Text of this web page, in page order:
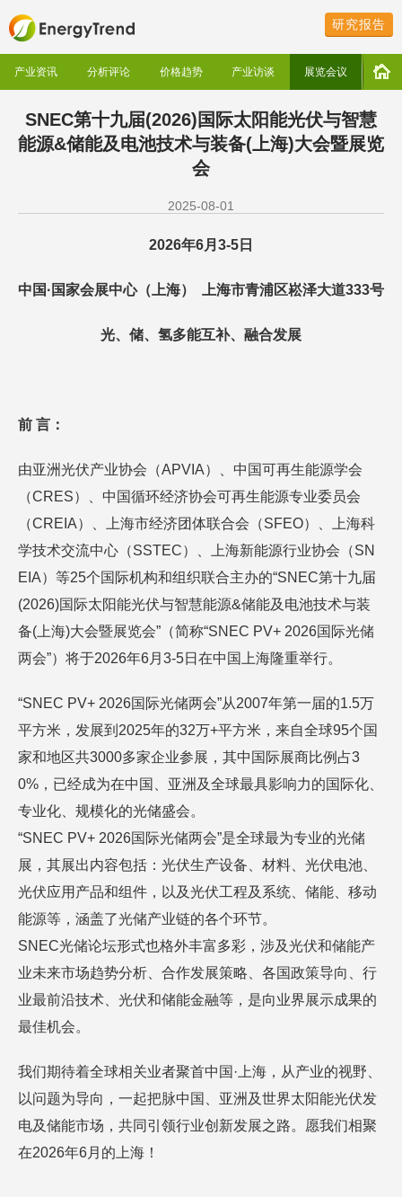
研究报告
产业资讯 分析评论 价格趋势 产业访谈 展览会议
SNEC第十九届(2026)国际太阳能光伏与智慧
能源&储能及电池技术与装备(上海)大会暨展览
会
2025-08-01
2026年6月 3-5 日
中国·国家会展中心（上海） 上海市青浦区崧泽大道333号
光、储、氢多能互补、融合发展
前 言：
由亚洲光伏产业协会（APVIA）、中国可再生能源学会
（CRES）、中国循环经济协会可再生能源专业委员会
（CREIA）、上海市经济团体联合会（SFEO）、上海科
学技术交流中心（SSTEC）、上海新能源行业协会（SN
EIA）等25个国际机构和组织联合主办的“SNEC第十九届
(2026)国际太阳能光伏与智慧能源&储能及电池技术与装
备(上海)大会暨展览会”（简称“SNEC PV+ 2026国际光储
两会”）将于2026年6月3-5日在中国上海隆重举行。
“SNEC PV+ 2026国际光储两会”从2007年第一届的1.5万
平方米，发展到2025年的32万+平方米，来自全球95个国
家和地区共3000多家企业参展，其中国际展商比例占3
0%，已经成为在中国、亚洲及全球最具影响力的国际化、
专业化、规模化的光储盛会。
“SNEC PV+ 2026国际光储两会”是全球最为专业的光储
展，其展出内容包括：光伏生产设备、材料、光伏电池、
光伏应用产品和组件，以及光伏工程及系统、储能、移动
能源等，涵盖了光储产业链的各个环节。
SNEC光储论坛形式也格外丰富多彩，涉及光伏和储能产
业未来市场趋势分析、合作发展策略、各国政策导向、行
业最前沿技术、光伏和储能金融等，是向业界展示成果的
最佳机会。
我们期待着全球相关业者聚首中国·上海，从产业的视野、
以问题为导向，一起把脉中国、亚洲及世界太阳能光伏发
电及储能市场，共同引领行业创新发展之路。愿我们相聚
在2026年6月的上海！